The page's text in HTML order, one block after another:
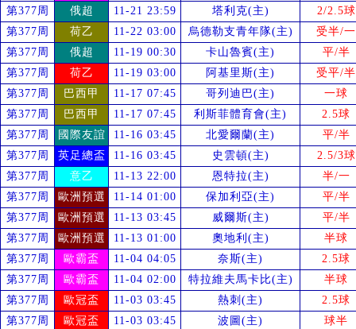
第377周
俄超 11-21 23:59 塔利克(主)
2/2.5球
第377周
荷乙 11-22 03:00 烏德勒支青年隊(主) 受半/一
第377周
俄超 11-19 00:30 卡山魯賓(主)
平/半
第377周
荷乙 11-19 03:00 阿基里斯(主) 受平/半
第377周
巴西甲 11-17 07:45 哥列迪巴(主)
一球
第377周
巴西甲 11-17 07:45 利斯菲體育會(主)
2.5球
第377周
國際友誼 11-16 03:45 北愛爾蘭(主)
平/半
第377周
英足總盃 11-16 03:45 史雲頓(主)
2.5/3球
第377周
意乙 11-13 22:00 恩特拉(主)
半/一
第377周
歐洲預選 11-14 01:00 保加利亞(主)
平/半
第377周
歐洲預選 11-13 03:45 威爾斯(主)
平/半
第377周
歐洲預選 11-13 01:00 奧地利(主)
半球
第377周
歐霸盃 11-04 04:05 奈斯(主)
2.5球
第377周
歐霸盃 11-04 02:00 特拉維夫馬卡比(主)
半球
第377周
歐冠盃 11-03 03:45 熱刺(主)
2.5球
第377周
歐冠盃 11-03 03:45 波圖(主)
球半